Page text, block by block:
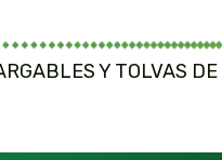
Y TOLVAS